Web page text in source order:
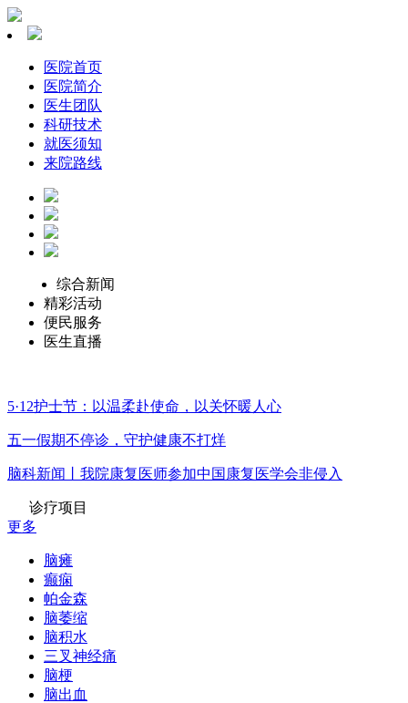
医院首页
医院简介
医生团队
科研技术
就医须知
来院路线
综合新闻
精彩活动
便民服务
医生直播
5·12护士节：以温柔赴使命，以关怀暖人心
五一假期不停诊，守护健康不打烊
脑科新闻丨我院康复医师参加中国康复医学会非侵入
诊疗项目
更多
脑瘫
癫痫
帕金森
脑萎缩
脑积水
三叉神经痛
脑梗
脑出血